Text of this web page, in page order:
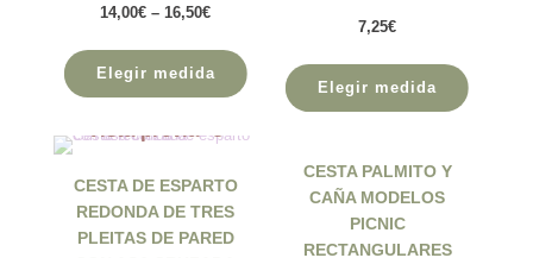
14,00€ – 16,50€
Elegir medida
7,25€
Elegir medida
CESTA DE ESPARTO
REDONDA DE TRES
PLEITAS DE PARED
Vista previa
CESTA PALMITO Y
CAÑA MODELOS
PICNIC
RECTANGULARES